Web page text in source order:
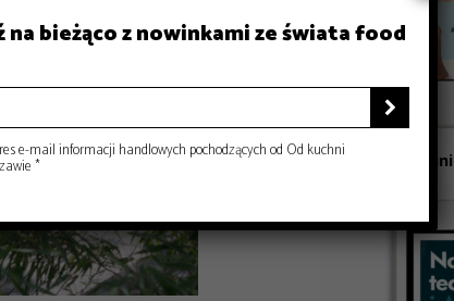
E-book:
bieżąco z nowinkami ze świata food

e-mail informacji handlowych pochodzących od Od kuchni
*